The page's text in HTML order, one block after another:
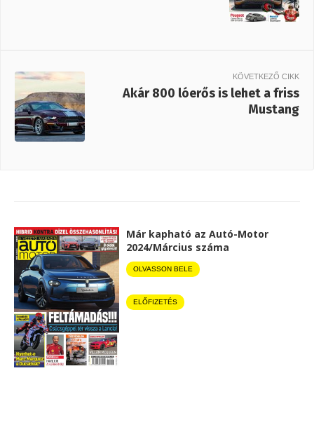
KÖVETKEZŐ CIKK
Akár 800 lóerős is lehet a friss
Mustang
Már kapható az Autó-Motor
2024/Március száma
OLVASSON BELE
ELŐFIZETÉS